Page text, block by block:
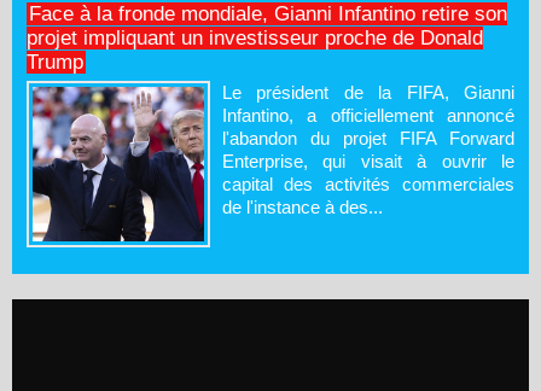
Face à la fronde mondiale, Gianni Infantino retire son
projet impliquant un investisseur proche de Donald
Trump
Le président de la FIFA, Gianni
Infantino, a officiellement annoncé
l'abandon du projet FIFA Forward
Enterprise, qui visait à ouvrir le
capital des activités commerciales
de l'instance à des...